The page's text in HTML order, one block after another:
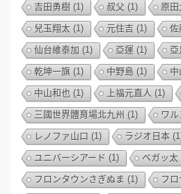
吉田勇樹 (1) 叔父 (1) 原
兒玉翔太 (1) 元住吉 (1) 佐
仙台維泰加 (1) 亞運 (1)
乾坤一旗 (1) 中野島 (1)
中山和也 (1) 上福元直人 (1)
三國世界體育場北九州 (1) ワル
レノファ山口 (1) ラジオ日本
ユニバーシアード (1) ベガッ太
フロンタウンさぎぬま (1) フ